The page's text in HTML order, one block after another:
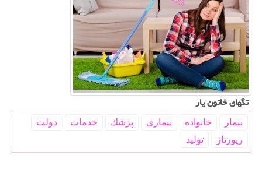
تگهای خاتون یار
بیمار خانواده بیماری پزشك خدمات
دولت
رپورتاژ
تولید